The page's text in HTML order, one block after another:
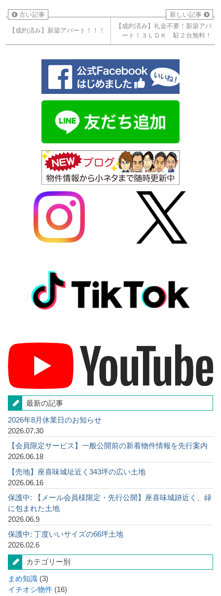
古い記事
【成約済み】新築アパート！！！
新しい記事
【成約済み】礼金不要！新築アパ
ート！３ＬＤＫ 駐２台無料！
最新の記事
2026年8月休業日のお知らせ
2026.07.30
【会員限定サービス】一般公開前の新着物件情報を先行案内
2026.06.18
【売地】座喜味城址近く343坪の広い土地
2026.06.16
保護中: 【メール会員様限定・先行公開】座喜味城跡近く、緑
に包まれた土地
2026.06.9
保護中: 丁度いいサイズの66坪土地
2026.02.6
カテゴリー別
まめ知識 (3)
イチオシ物件 (16)